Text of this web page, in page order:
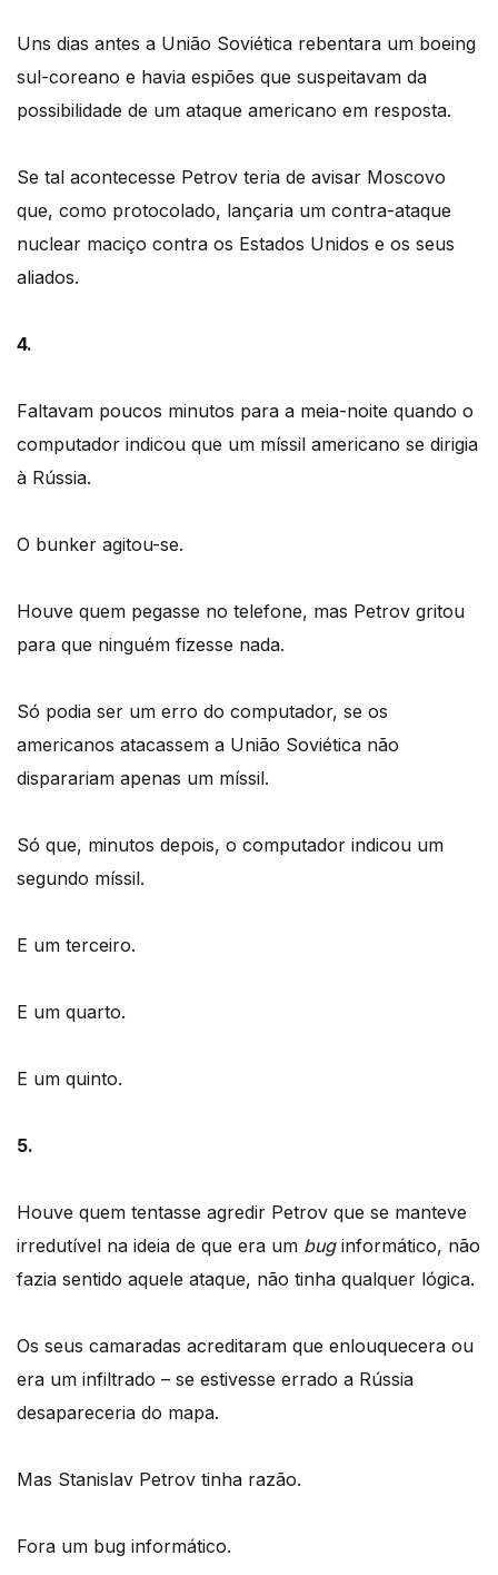
Uns dias antes a União Soviética rebentara um boeing
sul-coreano e havia espiões que suspeitavam da
possibilidade de um ataque americano em resposta.
Se tal acontecesse Petrov teria de avisar Moscovo
que, como protocolado, lançaria um contra-ataque
nuclear maciço contra os Estados Unidos e os seus
aliados.
4.
Faltavam poucos minutos para a meia-noite quando o
computador indicou que um míssil americano se dirigia
à Rússia.
O bunker agitou-se.
Houve quem pegasse no telefone, mas Petrov gritou
para que ninguém fizesse nada.
Só podia ser um erro do computador, se os
americanos atacassem a União Soviética não
disparariam apenas um míssil.
Só que, minutos depois, o computador indicou um
segundo míssil.
E um terceiro.
E um quarto.
E um quinto.
5.
Houve quem tentasse agredir Petrov que se manteve
irredutível na ideia de que era um buginformático, não
fazia sentido aquele ataque, não tinha qualquer lógica.
Os seus camaradas acreditaram que enlouquecera ou
era um infiltrado – se estivesse errado a Rússia
desapareceria do mapa.
Mas Stanislav Petrov tinha razão.
Fora um bug informático.